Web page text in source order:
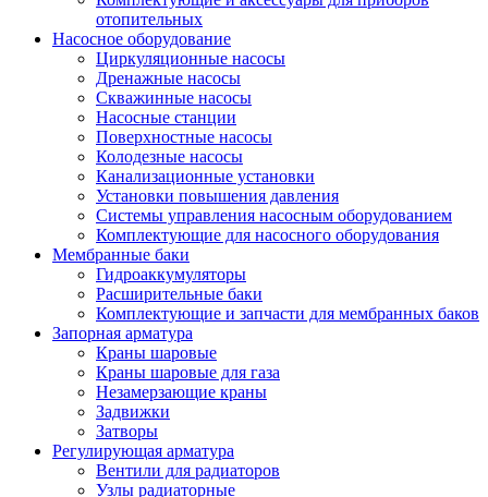
отопительных
Насосное оборудование
Циркуляционные насосы
Дренажные насосы
Скважинные насосы
Насосные станции
Поверхностные насосы
Колодезные насосы
Канализационные установки
Установки повышения давления
Системы управления насосным оборудованием
Комплектующие для насосного оборудования
Мембранные баки
Гидроаккумуляторы
Расширительные баки
Комплектующие и запчасти для мембранных баков
Запорная арматура
Краны шаровые
Краны шаровые для газа
Незамерзающие краны
Задвижки
Затворы
Регулирующая арматура
Вентили для радиаторов
Узлы радиаторные